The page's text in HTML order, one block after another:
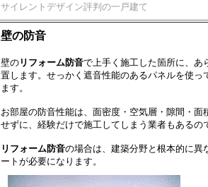
サイレントデザイン評判の一戸建て
壁の防音
壁のリフォーム防音で上手く施工した箇所に、あ
置します。せっかく遮音性能のあるパネルを使
ます。
お部屋の防音性能は、面密度・空気層・隙間・面
せずに、経験だけで施工してしまう業者もある
リフォーム防音の場合は、建築分野と根本的に異
ートが必要になります。